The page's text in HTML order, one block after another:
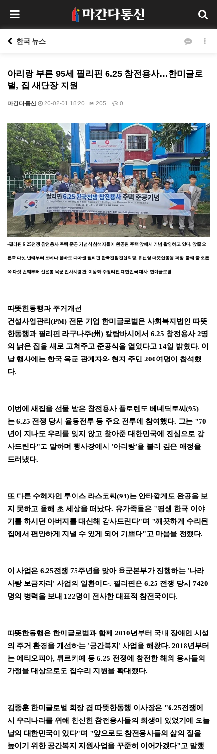
한국 뉴스
아리랑 부른 95세 필리핀 6.25 참전용사…한미글로
벌, 집 새단장 지원
마간다통신 26-02-01 18:20 205 0
본문
▪필리핀 6·25전쟁 참전용사 주택 준공 기념식 참석자들이 완공된 주택 앞에서 기념 촬영하고 있다. 앞줄 오
른쪽 다섯 번째부터 조베나 알바로 다마센 필리핀 한국전참전협회장, 유선영 따뜻한동행 과장. 둘째 줄 오른
쪽 다섯 번째부터 신은봉 육군 인사사령관, 이상화 주필리핀 대한민국 대사. 한미글로벌
따뜻한동행과 주거개선
건설사업관리 (PM) 전문 기업 한미글로벌은 사회복지법인 따뜻
한동행과 필리핀 라구나주(州) 칼람바시에서 6.25 참전용사2명
의 낡은 집을 새로 고쳐주고 준공식을 열었다고 14일 밝혔다. 이
날 행사에는 한국 육군 관계자와 현지 주민 200여명이 참석했
다.
이번에 새집을 선물 받은 참전용사 플로렌도 베네딕토씨 (95)
는 6.25 전쟁 당시 율동전투 등 주요 전투에 참여했다. 그는 "70
년이 지나도 우리를 잊지 않고 찾아준 대한민국에 진심으로 감
사드린다"고 말하며 행사장에서 '아리랑'을 불러 깊은 애정을
드러냈다.
또 다른 수혜자인 루이스 라스코씨 (94)는 안타깝게도 완공을 보
지 못하고 올해 초 세상을 떠났다. 유가족들은 "평생 한국 이야
기를 하시던 아버지를 대신해 감사드린다"며 "깨끗하게 수리된
집에서 편안하게 지낼 수 있게 되어 기쁘다"고 마음을 전했다.
이 사업은 6.25전쟁 75주년을 맞아 육군본부가 진행하는 '나라
사랑 보금자리 ' 사업의 일환이다. 필리핀은 6.25 전쟁 당시 7420
명의 병력을 보내 122명이 전사한 대표적 참전국이다.
따뜻한동행은 한미글로벌과 함께 2010년부터 국내 장애인 시설
의 주거 환경을 개선하는 '공간복지 ' 사업을 해왔다. 2018년부터
는 에티오피아, 튀르키예 등 6.25 전쟁에 참전한 해외 용사들의
가정을 대상으로도 집수리 지원을 확대했다.
김종훈 한미글로벌 회장 겸 따뜻한동행 이사장은 "6.25전쟁에
서 우리나라를 위해 헌신한 참전용사들의 희생이 있었기에 오늘
날의 대한민국이 있다"며 "앞으로도 참전용사들의 삶의 질을
높이기 위한 공간복지 지원사업을 꾸준히 이어가겠다"고 말했